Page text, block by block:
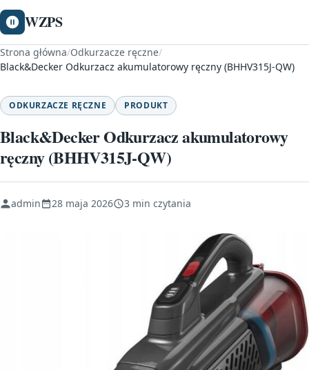
WZPS
Strona główna/Odkurzacze ręczne/
Black&Decker Odkurzacz akumulatorowy ręczny (BHHV315J-QW)
ODKURZACZE RĘCZNE PRODUKT
Black&Decker Odkurzacz akumulatorowy
ręczny (BHHV315J-QW)
admin 28 maja 2026 3 min czytania